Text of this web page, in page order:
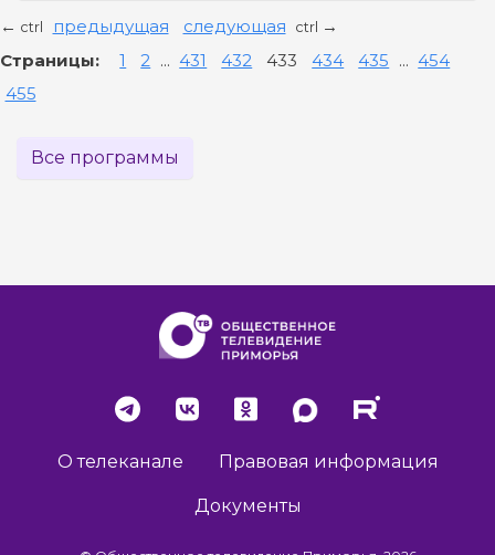
← ctrl предыдущая следующая ctrl →
Страницы: 1 2 ... 431 432 433 434 435 ... 454
455
Все программы
О телеканале Правовая информация
Документы